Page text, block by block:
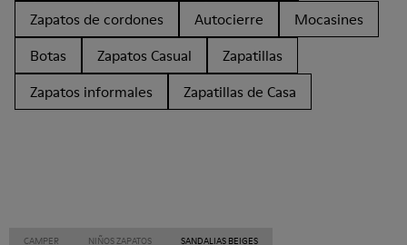
Zapatos de cordones
Autocierre
Mocasines
Botas
Zapatos Casual
Zapatillas
Zapatos informales
Zapatillas de Casa
CAMPER NIÑOS ZAPATOS SANDALIAS BEIGES